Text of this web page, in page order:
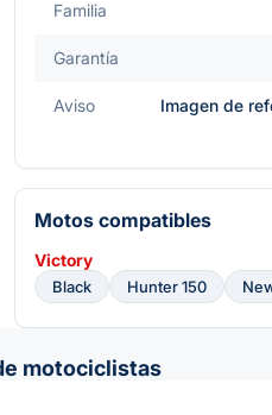
Familia
Garantía
Aviso
Imagen de
Motos compatibles
Victory
Black Hunter 150
motociclistas